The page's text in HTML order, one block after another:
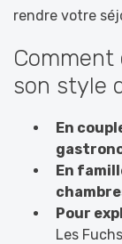
rendre votre
Comment
son style
En
En
Pour
Les